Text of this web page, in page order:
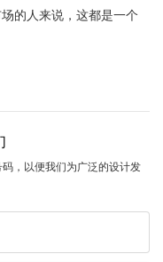
的人来说，这都是一个
，以便我们为广泛的设计发